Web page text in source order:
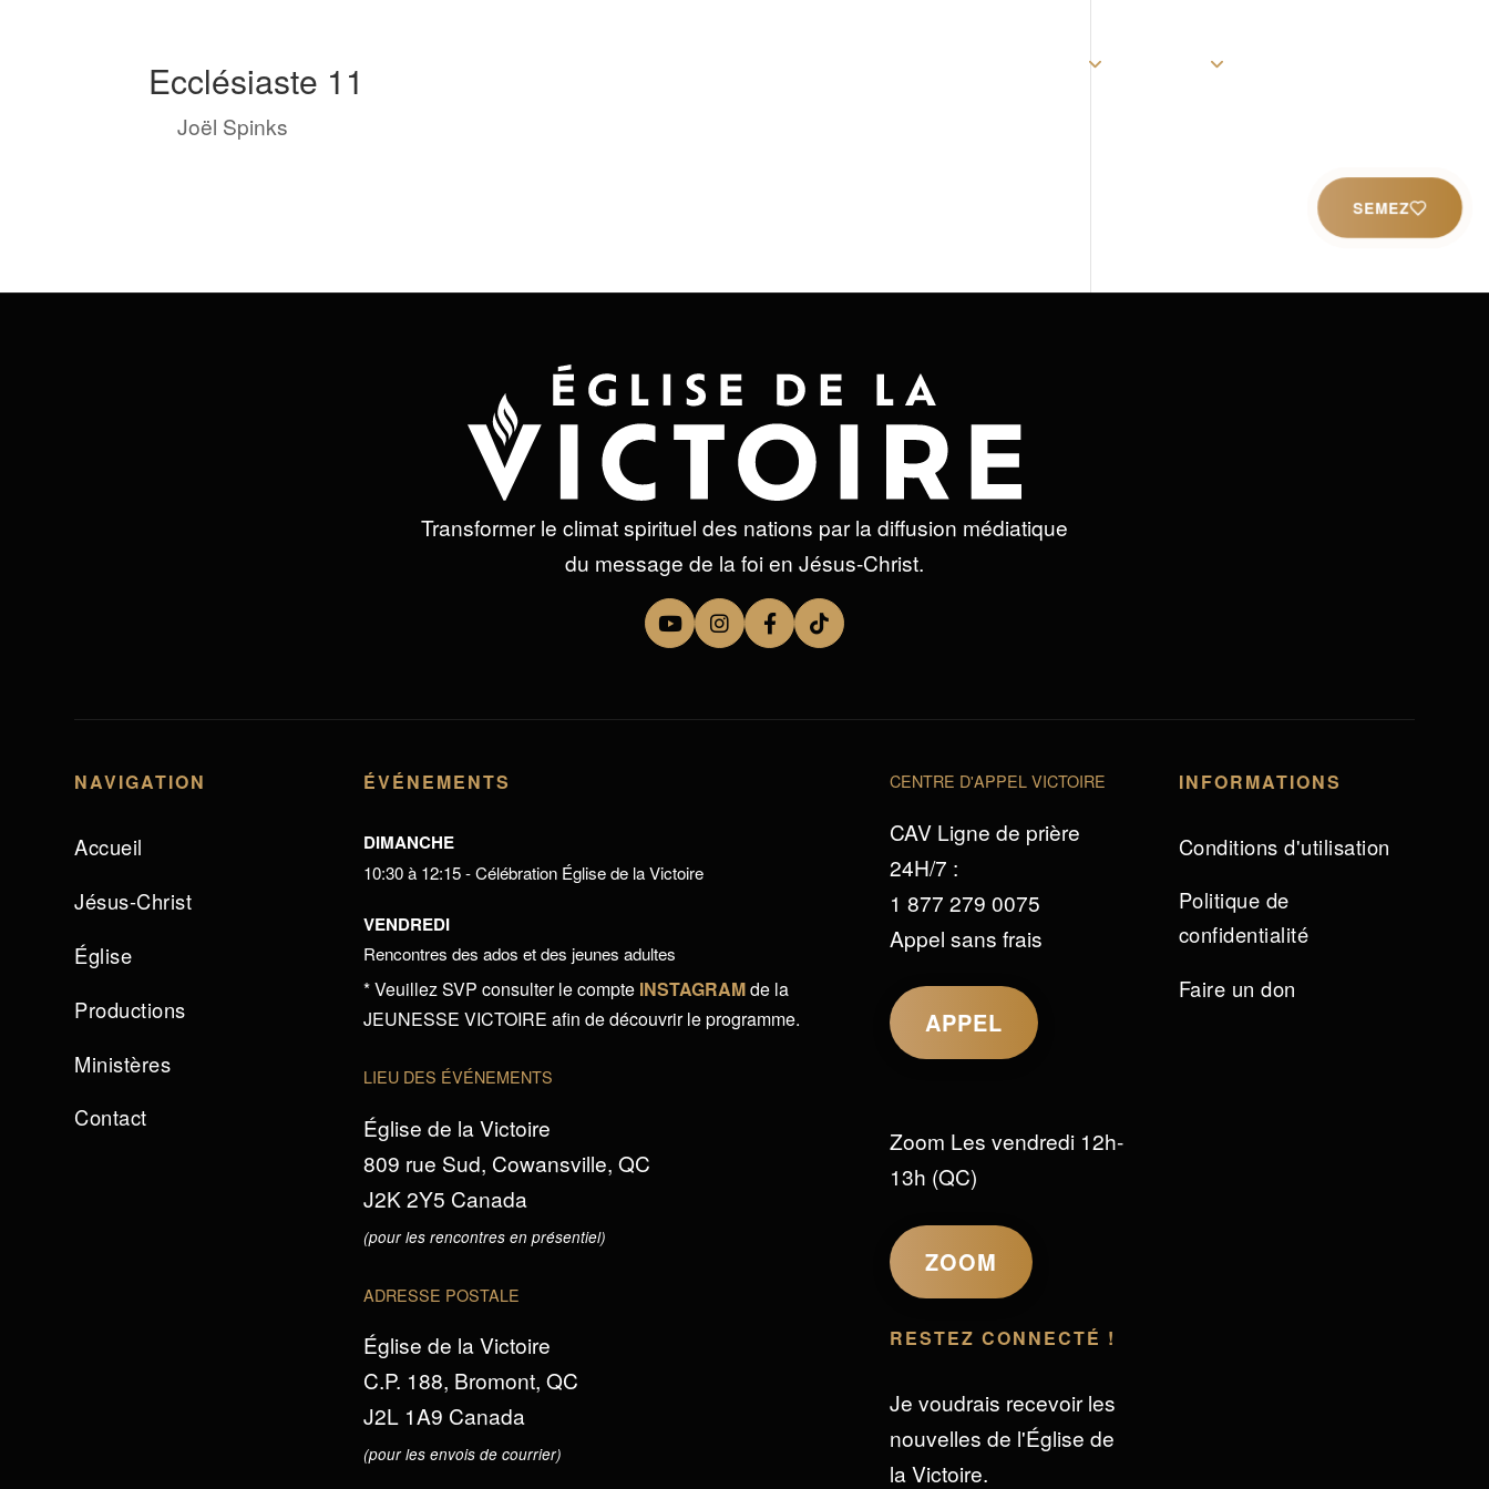
SEMEZ
Ecclésiaste 11
byJoël Spinks
Transformer le climat spirituel des nations par la diffusion médiatique
du message de la foi en Jésus-Christ.
NAVIGATION
Accueil
Jésus-Christ
Église
Productions
Ministères
Contact
ÉVÉNEMENTS
DIMANCHE
10:30 à 12:15 - Célébration Église de la Victoire
VENDREDI
Rencontres des ados et des jeunes adultes
* Veuillez SVP consulter le compte INSTAGRAMde la
JEUNESSE VICTOIRE afin de découvrir le programme.
LIEU DES ÉVÉNEMENTS
Église de la Victoire
809 rue Sud, Cowansville, QC
J2K 2Y5 Canada
(pour les rencontres en présentiel)
ADRESSE POSTALE
Église de la Victoire
C.P. 188, Bromont, QC
J2L 1A9 Canada
(pour les envois de courrier)
CENTRE D'APPEL VICTOIRE
CAV Ligne de prière
24H/7 :
1 877 279 0075
Appel sans frais
APPEL
Zoom Les vendredi 12h-
13h (QC)
ZOOM
RESTEZ CONNECTÉ !
Je voudrais recevoir les
nouvelles de l'Église de
la Victoire.
INFORMATIONS
Conditions d'utilisation
Politique de
confidentialité
Faire un don